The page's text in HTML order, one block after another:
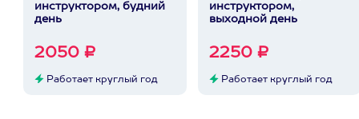
инструктором, будний
день
2050 ₽
Работает круглый год
инструктором,
выходной день
2250 ₽
Работает круглый год